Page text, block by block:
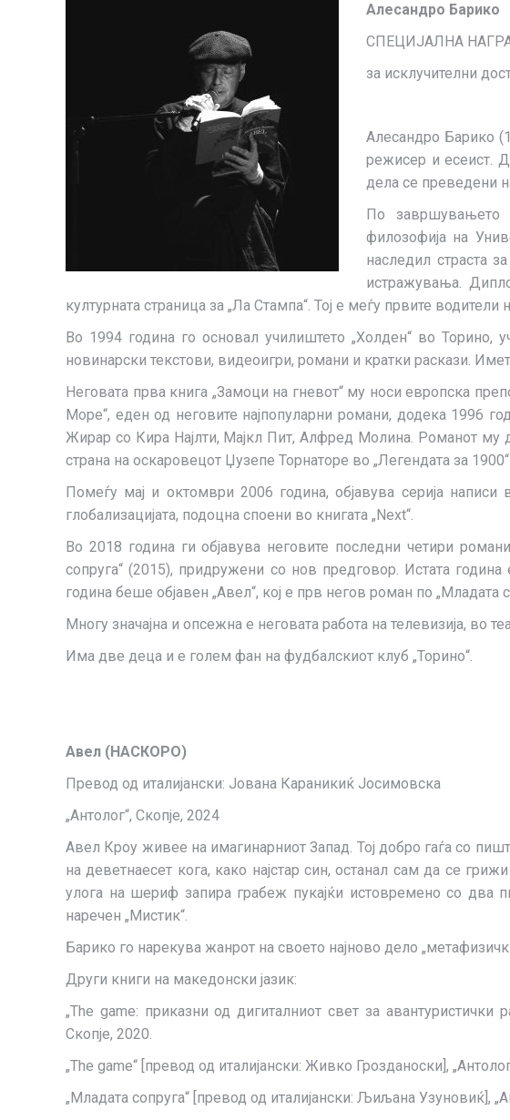
Алесандро Барико
СПЕЦИЈАЛНА
за исклучителни
Алесандро Барико
режисер и есеист.
дела се преведени
По завршувањето
филозофија на
наследил страста
истражувања.
културната страница за „Ла Стампа“. Тој е меѓу првите
Во 1994 година го основал училиштето „Холден“ во
новинарски текстови, видеоигри, романи и кратки раскази.
Неговата прва книга „Замоци на гневот“ му носи европска
Море“, еден од неговите најпопуларни романи, додека 1996
Жирар со Кира Најлти, Мајкл Пит, Алфред Молина. Романот му
страна на оскаровецот Џузепе Торнаторе во „Легендата за
Помеѓу мај и октомври 2006 година, објавува серија
глобализацијата, подоцна споени во книгата „Next“.
Во 2018 година ги објавува неговите последни четири
сопруга“ (2015), придружени со нов предговор. Истата година
година беше објавен „Авел“, кој е прв негов роман по „Младата
Многу значајна и опсежна е неговата работа на телевизија, во
Има две деца и е голем фан на фудбалскиот клуб „Торино“.
Авел (НАСКОРО)
Превод од италијански: Јована Караникиќ Јосимовска
„Антолог“, Скопје, 2024
Авел Кроу живее на имагинарниот Запад. Тој добро гаѓа со
на деветнаесет кога, како најстар син, останал сам да се
улога на шериф запира грабеж пукајќи истовремено со два
наречен „Мистик“.
Барико го нарекува жанрот на своето најново дело
Други книги на македонски јазик:
„The game: приказни од дигиталниот свет за
Скопје, 2020.
„The game“ [превод од италијански: Живко Грозданоски],
„Младата сопруга“ [превод од италијански: Љиљана Узуновиќ],